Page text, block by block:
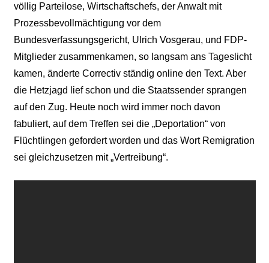
völlig Parteilose, Wirtschaftschefs, der Anwalt mit
Prozessbevollmächtigung vor dem
Bundesverfassungsgericht, Ulrich Vosgerau, und FDP-
Mitglieder zusammenkamen, so langsam ans Tageslicht
kamen, änderte Correctiv ständig online den Text. Aber
die Hetzjagd lief schon und die Staatssender sprangen
auf den Zug. Heute noch wird immer noch davon
fabuliert, auf dem Treffen sei die „Deportation“ von
Flüchtlingen gefordert worden und das Wort Remigration
sei gleichzusetzen mit „Vertreibung“.